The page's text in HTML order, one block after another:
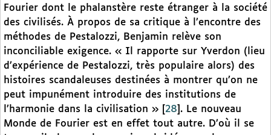
Fourier dont le phalanstère reste étranger à la société
des civilisés. À propos de sa critique à l’encontre des
méthodes de Pestalozzi, Benjamin relève son
inconciliable exigence. « Il rapporte sur Yverdon (lieu
d’expérience de Pestalozzi, très populaire alors) des
histoires scandaleuses destinées à montrer qu’on ne
peut impunément introduire des institutions de
l’harmonie dans la civilisation »
28 . Le nouveau
Monde de Fourier est en effet tout autre. D’où il se